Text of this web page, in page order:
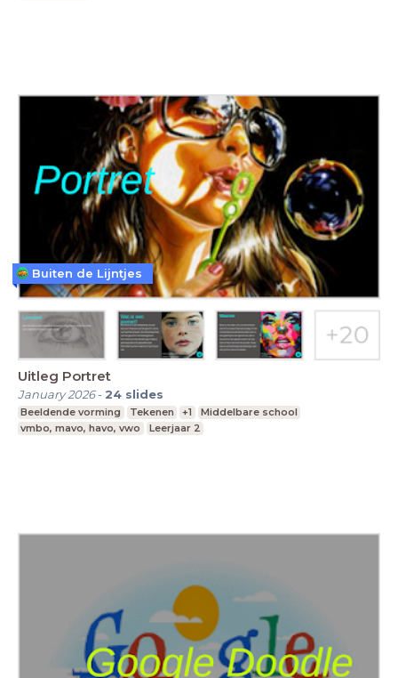
Uitleg Portret
January 2026- 24 slides
Beeldende vorming Tekenen +1
Middelbare school
vmbo, mavo, havo, vwo
Leerjaar 2
Buiten de Lijntjes